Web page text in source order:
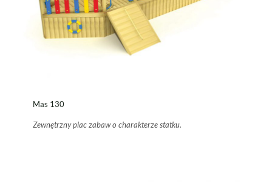
Mas 130
Zewnętrzny plac zabaw o charakterze statku.